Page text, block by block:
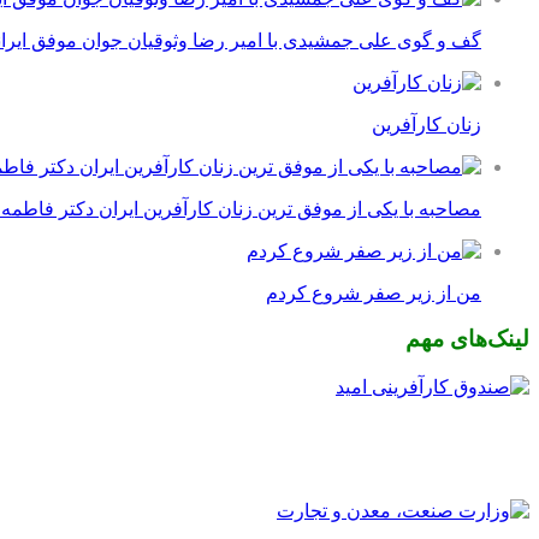
گف و گوی علی جمشیدی با امیر رضا وثوقیان جوان موفق
زنان کارآفرین
مصاحبه با یکی از موفق ترین زنان کارآفرین ایران دکتر
من از زیر صفر شروع کردم
لینک‌های مهم